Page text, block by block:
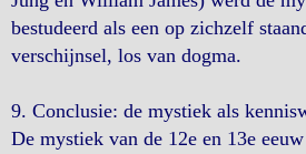
bestudeerd als een op zichzelf
verschijnsel, los van dogma.
9. Conclusie: de mystiek als
De mystiek van de 12e en 13e